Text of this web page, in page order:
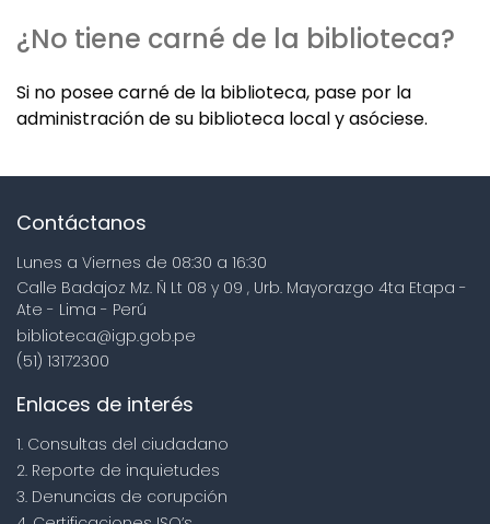
¿No tiene carné de la biblioteca?
Si no posee carné de la biblioteca, pase por la
administración de su biblioteca local y asóciese.
Contáctanos
Lunes a Viernes de 08:30 a 16:30
Calle Badajoz Mz. Ñ Lt 08 y 09 , Urb. Mayorazgo 4ta Etapa -
Ate - Lima - Perú
biblioteca@igp.gob.pe
(51) 13172300
Enlaces de interés
1. Consultas del ciudadano
2. Reporte de inquietudes
3. Denuncias de corupción